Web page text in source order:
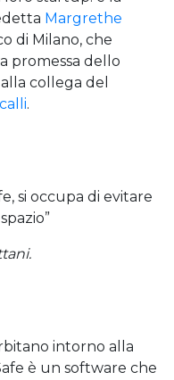
Margrethe
di Milano, che
promessa dello
collega del
.
si occupa di evitare
intorno alla
è un software che